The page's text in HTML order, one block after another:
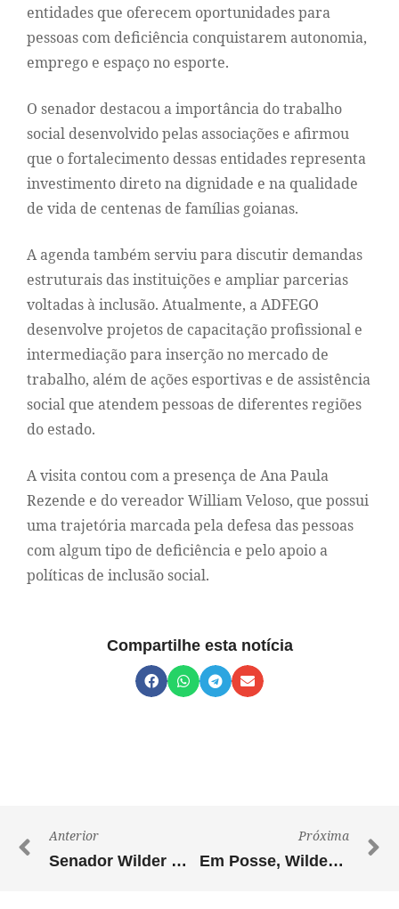
entidades que oferecem oportunidades para
pessoas com deficiência conquistarem autonomia,
emprego e espaço no esporte.
O senador destacou a importância do trabalho
social desenvolvido pelas associações e afirmou
que o fortalecimento dessas entidades representa
investimento direto na dignidade e na qualidade
de vida de centenas de famílias goianas.
A agenda também serviu para discutir demandas
estruturais das instituições e ampliar parcerias
voltadas à inclusão. Atualmente, a ADFEGO
desenvolve projetos de capacitação profissional e
intermediação para inserção no mercado de
trabalho, além de ações esportivas e de assistência
social que atendem pessoas de diferentes regiões
do estado.
A visita contou com a presença de Ana Paula
Rezende e do vereador William Veloso, que possui
uma trajetória marcada pela defesa das pessoas
com algum tipo de deficiência e pelo apoio a
políticas de inclusão social.
Compartilhe esta notícia
Anterior
Senador Wilder Morais anuncia R$ 1 milhão para Vila São Cottolengo em Trindade
Próxima
Em Posse, Wilder Morais reforça compromisso com investimentos no Nordeste de Goiás